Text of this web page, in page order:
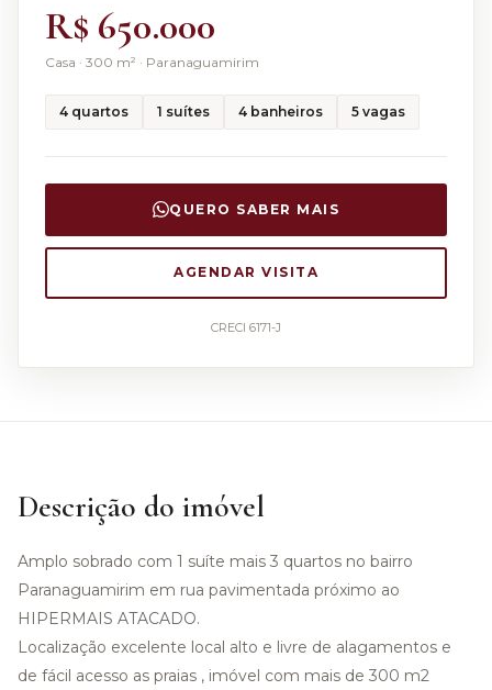
R$ 650.000
Casa · 300 m² · Paranaguamirim
4 quartos 1 suítes 4 banheiros 5 vagas
QUERO SABER MAIS
AGENDAR VISITA
CRECI 6171-J
Descrição do imóvel
Amplo sobrado com 1 suíte mais 3 quartos no bairro
Paranaguamirim em rua pavimentada próximo ao
HIPERMAIS ATACADO.
Localização excelente local alto e livre de alagamentos e
de fácil acesso as praias , imóvel com mais de 300 m2